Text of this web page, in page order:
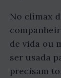
No clímax
de vida ou
ser usada
precisam